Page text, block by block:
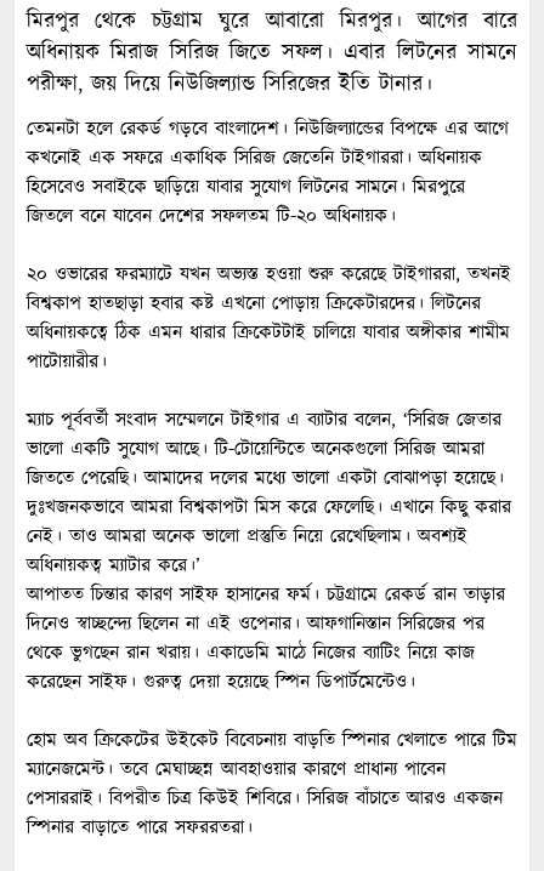
মিরপুর থেকে চট্টগ্রাম ঘুরে আবারো মিরপুর। আগের বারে
অধিনায়ক মিরাজ সিরিজ জিতে সফল। এবার লিটনের সামনে
পরীক্ষা, জয় দিয়ে নিউজিল্যান্ড সিরিজের ইতি টানার।
তেমনটা হলে রেকর্ড গড়বে বাংলাদেশ। নিউজিল্যান্ডের বিপক্ষে এর আগে
কখনোই এক সফরে একাধিক সিরিজ জেতেনি টাইগাররা। অধিনায়ক
হিসেবেও সবাইকে ছাড়িয়ে যাবার সুযোগ লিটনের সামনে। মিরপুরে
জিতলে বনে যাবেন দেশের সফলতম টি-২০ অধিনায়ক।
২০ ওভারের ফরম্যাটে যখন অভ্যস্ত হওয়া শুরু করেছে টাইগাররা, তখনই
বিশ্বকাপ হাতছাড়া হবার কষ্ট এখনো পোড়ায় ক্রিকেটারদের। লিটনের
অধিনায়কত্বে ঠিক এমন ধারার ক্রিকেটটাই চালিয়ে যাবার অঙ্গীকার শামীম
পাটোয়ারীর।
ম্যাচ পূর্ববর্তী সংবাদ সম্মেলনে টাইগার এ ব্যাটার বলেন, ‘সিরিজ জেতার
ভালো একটি সুযোগ আছে। টি-টোয়েন্টিতে অনেকগুলো সিরিজ আমরা
জিততে পেরেছি। আমাদের দলের মধ্যে ভালো একটা বোঝাপড়া হয়েছে।
দুঃখজনকভাবে আমরা বিশ্বকাপটা মিস করে ফেলেছি। এখানে কিছু করার
নেই। তাও আমরা অনেক ভালো প্রস্তুতি নিয়ে রেখেছিলাম। অবশ্যই
অধিনায়কত্ব ম্যাটার করে।’
আপাতত চিন্তার কারণ সাইফ হাসানের ফর্ম। চট্টগ্রামে রেকর্ড রান তাড়ার
দিনেও স্বাচ্ছন্দ্যে ছিলেন না এই ওপেনার। আফগানিস্তান সিরিজের পর
থেকে ভুগছেন রান খরায়। একাডেমি মাঠে নিজের ব্যাটিং নিয়ে কাজ
করেছেন সাইফ। গুরুত্ব দেয়া হয়েছে স্পিন ডিপার্টমেন্টেও।
হোম অব ক্রিকেটের উইকেট বিবেচনায় বাড়তি স্পিনার খেলাতে পারে টিম
ম্যানেজমেন্ট। তবে মেঘাচ্ছন্ন আবহাওয়ার কারণে প্রাধান্য পাবেন
পেসাররাই। বিপরীত চিত্র কিউই শিবিরে। সিরিজ বাঁচাতে আরও একজন
স্পিনার বাড়াতে পারে সফররতরা।